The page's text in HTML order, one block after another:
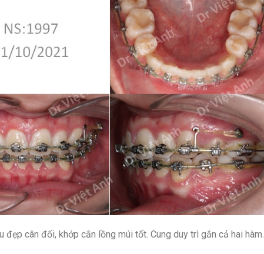
cân đối, khớp cắn lồng múi tốt. Cung duy trì gắn cả hai hàm.